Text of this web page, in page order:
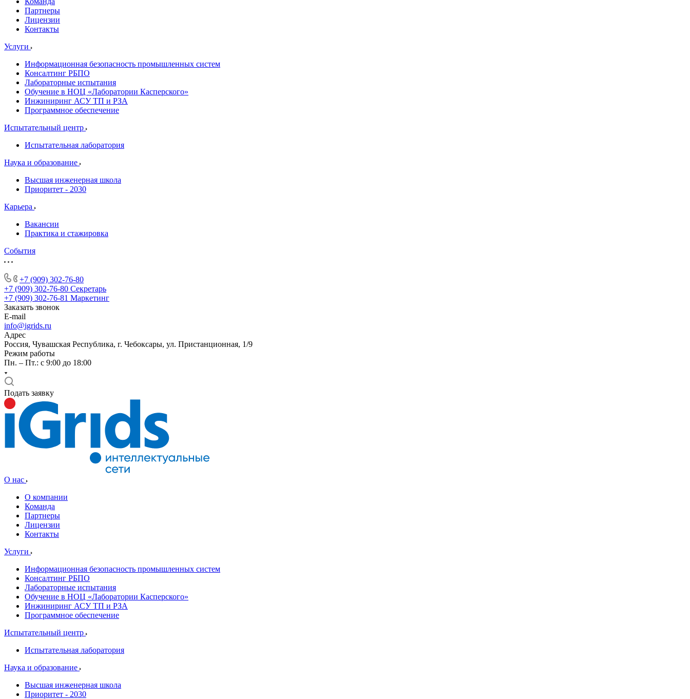
Партнеры
Лицензии
Контакты
Услуги
Информационная безопасность промышленных систем
Консалтинг РБПО
Лабораторные испытания
Обучение в НОЦ «Лаборатории Касперского»
Инжиниринг АСУ ТП и РЗА
Программное обеспечение
Испытательный центр
Испытательная лаборатория
Наука и образование
Высшая инженерная школа
Приоритет - 2030
Карьера
Вакансии
Практика и стажировка
События
+7 (909) 302-76-80
+7 (909) 302-76-80 Секретарь
+7 (909) 302-76-81 Маркетинг
Заказать звонок
E-mail
info@igrids.ru
Адрес
Россия, Чувашская Республика, г. Чебоксары, ул. Пристанционная, 1/9
Режим работы
Пн. – Пт.: с 9:00 до 18:00
Подать заявку
О нас
О компании
Команда
Партнеры
Лицензии
Контакты
Услуги
Информационная безопасность промышленных систем
Консалтинг РБПО
Лабораторные испытания
Обучение в НОЦ «Лаборатории Касперского»
Инжиниринг АСУ ТП и РЗА
Программное обеспечение
Испытательный центр
Испытательная лаборатория
Наука и образование
Высшая инженерная школа
Приоритет - 2030